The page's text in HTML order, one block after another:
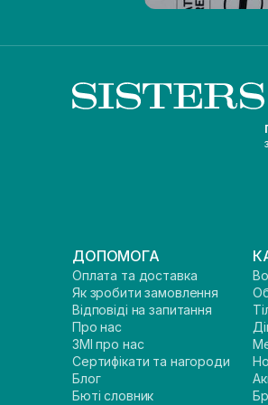
ДОПОМОГА
Оплата та доставка
Як зробити замовлення
Відповіді на запитання
Про нас
ЗМІ про нас
Сертифікати та нагороди
Блог
Бюті словник